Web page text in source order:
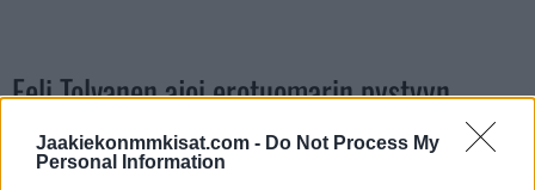
Jaakiekonmmkisat.com - Do Not Process My
Personal Information
Eeli Tolvanen ajoi erotuomarin pystyyn
https://twitter.com/GinoHard_/status/173626817457052882